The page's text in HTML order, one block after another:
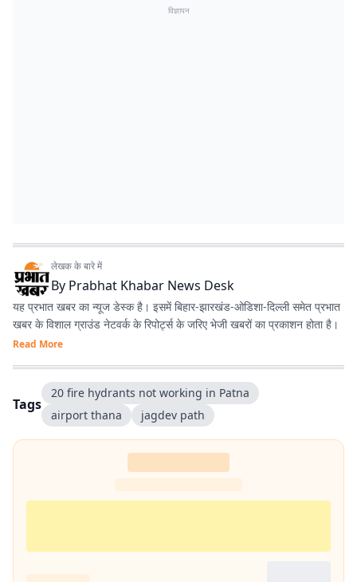
विज्ञापन
लेखक के बारे में
By Prabhat Khabar News Desk
यह प्रभात खबर का न्यूज डेस्क है। इसमें बिहार-झारखंड-ओडिशा-दिल्‍ली समेत प्रभात
खबर के विशाल ग्राउंड नेटवर्क के रिपोर्ट्स के जरिए भेजी खबरों का प्रकाशन होता है।
Read More
Tags
20 fire hydrants not working in Patna
airport thana
jagdev path